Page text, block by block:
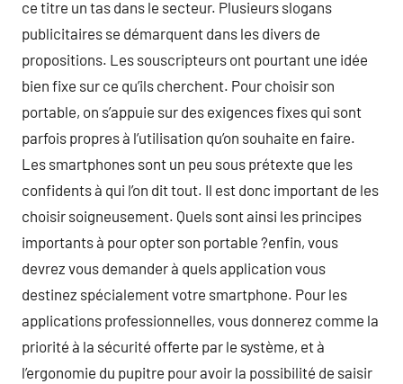
ce titre un tas dans le secteur. Plusieurs slogans
publicitaires se démarquent dans les divers de
propositions. Les souscripteurs ont pourtant une idée
bien fixe sur ce qu’ils cherchent. Pour choisir son
portable, on s’appuie sur des exigences fixes qui sont
parfois propres à l’utilisation qu’on souhaite en faire.
Les smartphones sont un peu sous prétexte que les
confidents à qui l’on dit tout. Il est donc important de les
choisir soigneusement. Quels sont ainsi les principes
importants à pour opter son portable ?enfin, vous
devrez vous demander à quels application vous
destinez spécialement votre smartphone. Pour les
applications professionnelles, vous donnerez comme la
priorité à la sécurité offerte par le système, et à
l’ergonomie du pupitre pour avoir la possibilité de saisir